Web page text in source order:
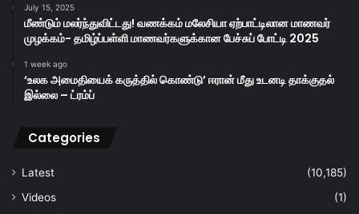
July 15, 2025
மீண்டும் மலர்ந்துவிட்டது! வணக்கம் மலேசியா ஏற்பாட்டிலான மாணவர்
முழக்கம்- தமிழ்ப்பள்ளி மாணவர்களுக்கான பேச்சுப் போட்டி 2025
1 week ago
‘உலக அமைதியைக் கருத்தில் கொண்டு’ ஈரான் மீது உடனடி தாக்குதல்
இல்லை – ட்ரம்ப்
Categories
Latest
(10,185)
Videos
(1)